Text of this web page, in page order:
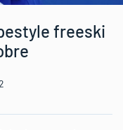
freeski